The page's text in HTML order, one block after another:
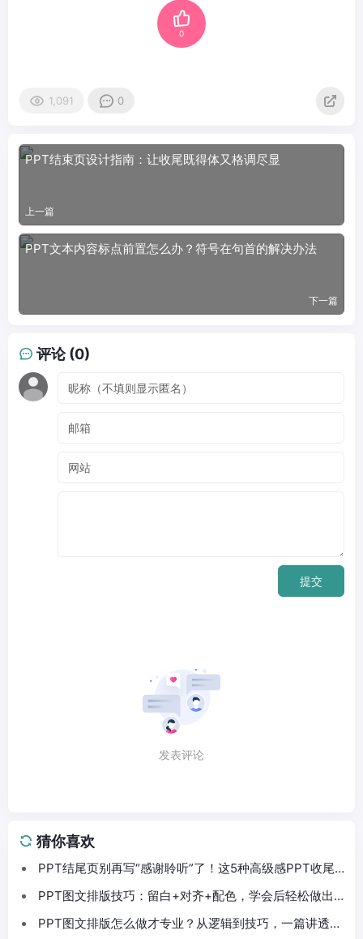
0
1,091 0
PPT结束页设计指南：让收尾既得体又格调尽显
上一篇
PPT文本内容标点前置怎么办？符号在句首的解决办法
下一篇
评论 (0)
提交
发表评论
猜你喜欢
PPT结尾页别再写“感谢聆听”了！这5种高级感PPT收尾
法拿去直接用
PPT图文排版技巧：留白+对齐+配色，学会后轻松做出
高级感PPT
PPT图文排版怎么做才专业？从逻辑到技巧，一篇讲透